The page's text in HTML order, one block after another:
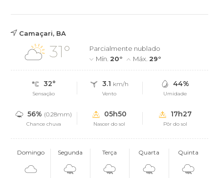
Camaçari, BA
31°
Parcialmente nublado
Mín.20° Máx.29°
32°
Sensação
3.1 km/h
Vento
44%
Umidade
56% (0.28mm)
Chance chuva
05h50
Nascer do sol
17h27
Pôr do sol
Domingo Segunda Terça Quarta Quinta